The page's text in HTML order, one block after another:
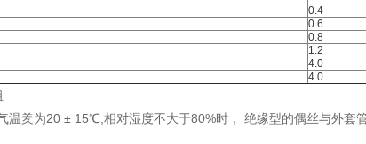
0.4
0.6
0.8
1.2
4.0
4.0
温羑为20 ± 15℃,相对湿度不大于80%时， 绝缘型的偶丝与外套